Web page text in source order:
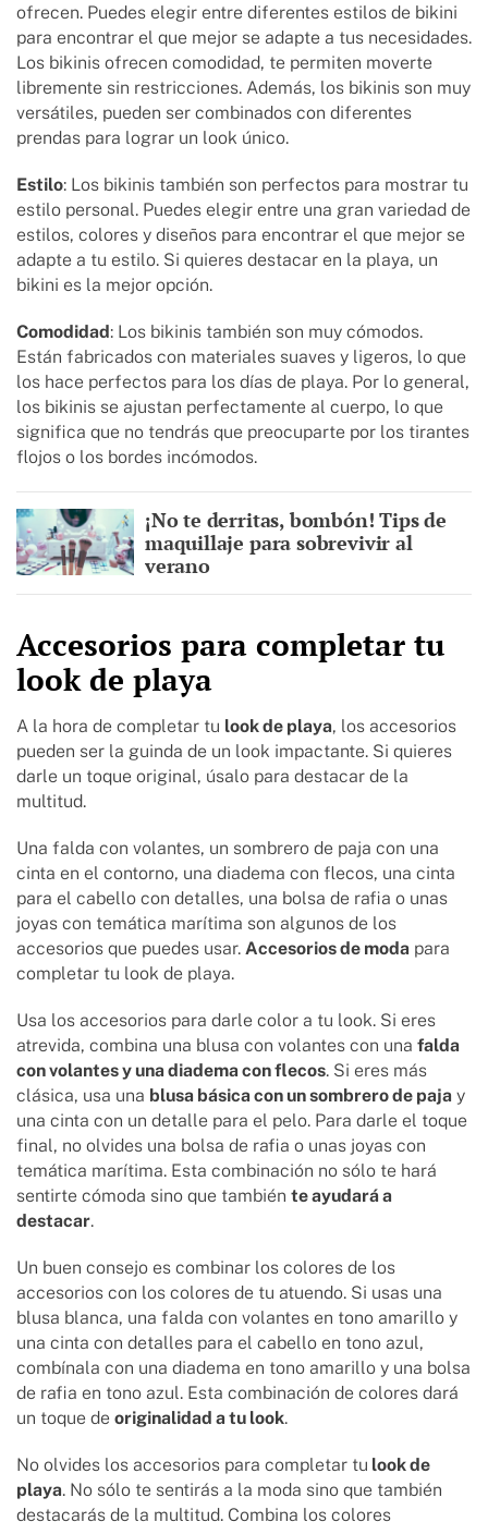
ofrecen. Puedes elegir entre diferentes estilos de bikini
para encontrar el que mejor se adapte a tus necesidades.
Los bikinis ofrecen comodidad, te permiten moverte
libremente sin restricciones. Además, los bikinis son muy
versátiles, pueden ser combinados con diferentes
prendas para lograr un look único.
Estilo: Los bikinis también son perfectos para mostrar tu
estilo personal. Puedes elegir entre una gran variedad de
estilos, colores y diseños para encontrar el que mejor se
adapte a tu estilo. Si quieres destacar en la playa, un
bikini es la mejor opción.
Comodidad : Los bikinis también son muy cómodos.
Están fabricados con materiales suaves y ligeros, lo que
los hace perfectos para los días de playa. Por lo general,
los bikinis se ajustan perfectamente al cuerpo, lo que
significa que no tendrás que preocuparte por los tirantes
flojos o los bordes incómodos.
¡No te derritas, bombón! Tips de
maquillaje para sobrevivir al
verano
Accesorios para completar tu
look de playa
A la hora de completar tu look de playa, los accesorios
pueden ser la guinda de un look impactante. Si quieres
darle un toque original, úsalo para destacar de la
multitud.
Una falda con volantes, un sombrero de paja con una
cinta en el contorno, una diadema con flecos, una cinta
para el cabello con detalles, una bolsa de rafia o unas
joyas con temática marítima son algunos de los
accesorios que puedes usar. Accesorios de moda para
completar tu look de playa.
Usa los accesorios para darle color a tu look. Si eres
atrevida, combina una blusa con volantes con una falda
con volantes y una diadema con flecos. Si eres más
clásica, usa una blusa básica con un sombrero de paja y
una cinta con un detalle para el pelo. Para darle el toque
final, no olvides una bolsa de rafia o unas joyas con
temática marítima. Esta combinación no sólo te hará
sentirte cómoda sino que también te ayudará a
destacar.
Un buen consejo es combinar los colores de los
accesorios con los colores de tu atuendo. Si usas una
blusa blanca, una falda con volantes en tono amarillo y
una cinta con detalles para el cabello en tono azul,
combínala con una diadema en tono amarillo y una bolsa
de rafia en tono azul. Esta combinación de colores dará
un toque de originalidad a tu look.
No olvides los accesorios para completar tu look de
playa. No sólo te sentirás a la moda sino que también
destacarás de la multitud. Combina los colores